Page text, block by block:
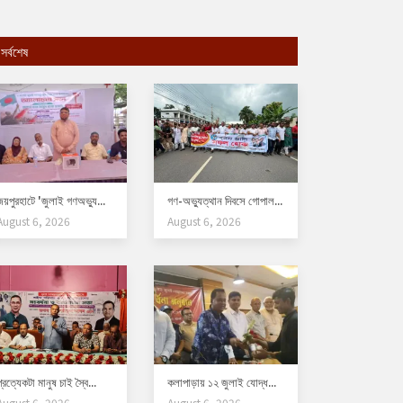
সর্বশেষ
'জুলাই গণঅভ্যু...
6, 2026
গণ-অভ্যুত্থান দিবসে গোপাল...
August 6, 2026
মানুষ চাই স্বৈ... কলাপাড়ায় ১২ জুলাই যোদ্ধ...